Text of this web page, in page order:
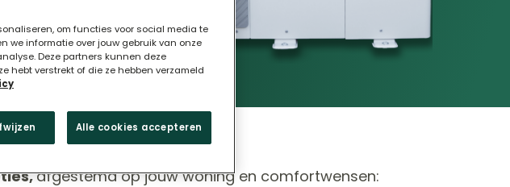
afgestemd op jouw woning en comfortwensen:
om functies voor social media te
we informatie over jouw gebruik van onze
Deze partners kunnen deze
hebt verstrekt of die ze hebben verzameld
Alle cookies accepteren